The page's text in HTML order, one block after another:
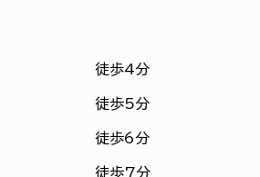
徒歩4分
徒歩5分
徒歩6分
徒歩7分